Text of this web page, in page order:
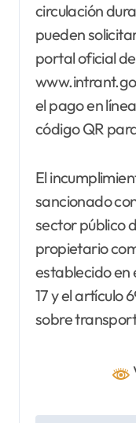
circulación
pueden
portal oficial
el pago en
código QR
El
sancionado
sector público
propietario
establecido en
17 y el artículo
sobre